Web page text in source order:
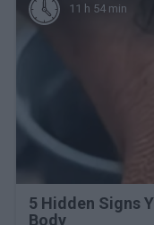
11 h 54 min
5 Hidden Signs
Body